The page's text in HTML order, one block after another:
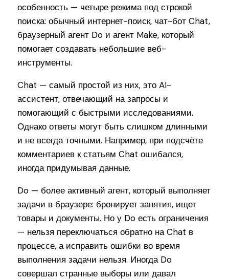
особенность — четыре режима под строкой
поиска: обычный интернет-поиск, чат-бот Chat,
браузерный агент Do и агент Make, который
помогает создавать небольшие веб-
инструменты.
Chat — самый простой из них, это AI-
ассистент, отвечающий на запросы и
помогающий с быстрыми исследованиями.
Однако ответы могут быть слишком длинными
и не всегда точными. Например, при подсчёте
комментариев к статьям Chat ошибался,
иногда придумывая данные.
Do — более активный агент, который выполняет
задачи в браузере: бронирует занятия, ищет
товары и документы. Но у Do есть ограничения
— нельзя переключаться обратно на Chat в
процессе, а исправить ошибки во время
выполнения задачи нельзя. Иногда Do
совершал странные выборы или давал